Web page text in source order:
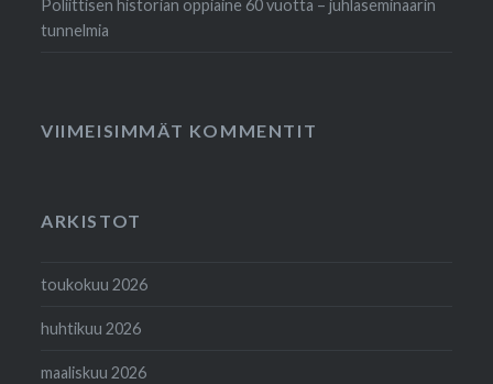
Poliittisen historian oppiaine 60 vuotta – juhlaseminaarin
tunnelmia
VIIMEISIMMÄT KOMMENTIT
ARKISTOT
toukokuu 2026
huhtikuu 2026
maaliskuu 2026